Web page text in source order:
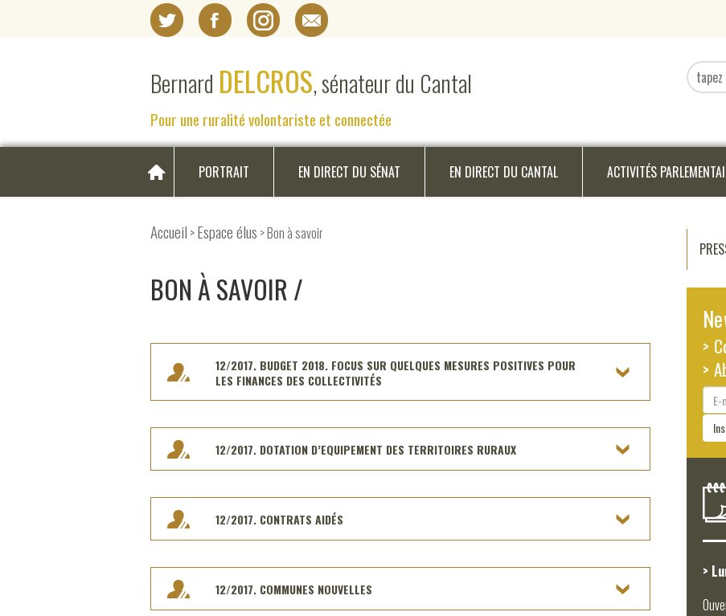
Bernard DELCROS, sénateur du Cantal
Pour une ruralité volontariste et connectée
PORTRAIT EN DIRECT DU SÉNAT EN DIRECT DU CANTAL ACTIVITÉS
Accueil >Espace élus > Bon à savoir
BON À SAVOIR
12/2017. BUDGET 2018. FOCUS SUR QUELQUES MESURES POSITIVES POUR
LES FINANCES DES COLLECTIVITÉS
12/2017. DOTATION D’EQUIPEMENT DES TERRITOIRES RURAUX
12/2017. CONTRATS AIDÉS
12/2017. COMMUNES NOUVELLES
>
>
E-
>